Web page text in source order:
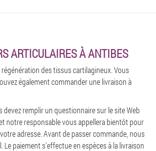
ARTICULAIRES À ANTIBES
des tissus cartilagineux. Vous
également commander une livraison à
remplir un questionnaire sur le site Web
notre responsable vous appellera bientôt pour
adresse. Avant de passer commande, nous
paiement s'effectue en espèces à la livraison